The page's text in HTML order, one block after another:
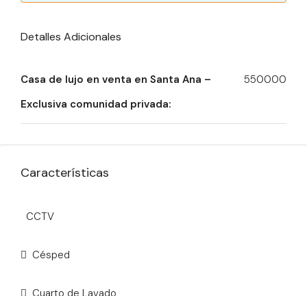
Detalles Adicionales
Casa de lujo en venta en Santa Ana –
Exclusiva comunidad privada:
550000
Características
CCTV
Césped
Cuarto de Lavado